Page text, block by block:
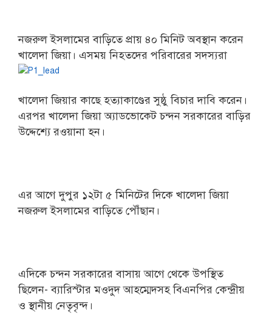
নজরুল ইসলামের বাড়িতে প্রায় ৪০ মিনিট অবস্থান করেন
খালেদা জিয়া। এসময় নিহতদের পরিবারের সদস্যরা
খালেদা জিয়ার কাছে হত্যাকাণ্ডের সুষ্ঠু বিচার দাবি করেন।
এরপর খালেদা জিয়া অ্যাডভোকেট চন্দন সরকারের বাড়ির
উদ্দেশ্যে রওয়ানা হন।
এর আগে দুপুর ১২টা ৫ মিনিটের দিকে খালেদা জিয়া
নজরুল ইসলামের বাড়িতে পৌঁছান।
এদিকে চন্দন সরকারের বাসায় আগে থেকে উপস্থিত
ছিলেন- ব্যারিস্টার মওদুদ আহম্মেদসহ বিএনপির কেন্দ্রীয়
ও স্থানীয় নেতৃবৃন্দ।